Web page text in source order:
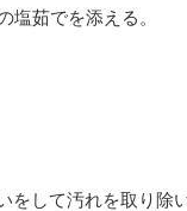
塩茹でを添える。
して汚れを取り除